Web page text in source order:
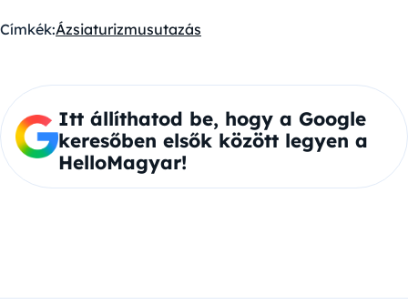
Címkék:Ázsiaturizmusutazás
Itt állíthatod be, hogy a Google
keresőben elsők között legyen a
HelloMagyar!